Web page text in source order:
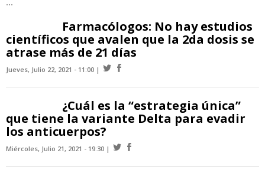
Farmacólogos: No hay estudios
científicos que avalen que la 2da dosis se
atrase más de 21 días
Jueves, Julio 22, 2021 - 11:00
¿Cuál es la “estrategia única”
que tiene la variante Delta para evadir
los anticuerpos?
Miércoles, Julio 21, 2021 - 19:30